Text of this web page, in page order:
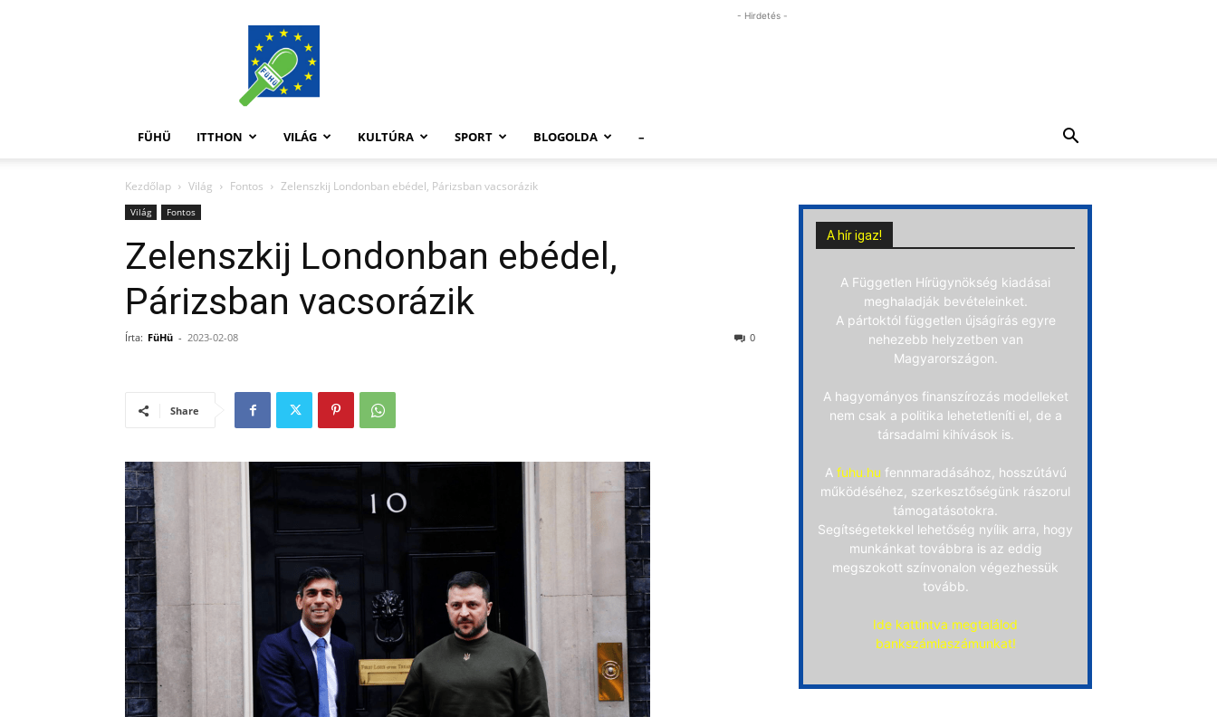
FüHü
- Hirdetés -
FÜHÜ ITTHON VILÁG KULTÚRA SPORT BLOGOLDA –
Kezdőlap Világ Fontos Zelenszkij Londonban ebédel, Párizsban vacsorázik
Világ Fontos
Zelenszkij Londonban ebédel,
Párizsban vacsorázik
Írta: FüHü - 2023-02-08 0
Share
A hír igaz!
A Független Hírügynökség kiadásai
meghaladják bevételeinket.
A pártoktól független újságírás egyre
nehezebb helyzetben van
Magyarországon.
A hagyományos finanszírozás modelleket
nem csak a politika lehetetleníti el, de a
társadalmi kihívások is.
A fuhu.hu fennmaradásához, hosszútávú
működéséhez, szerkesztőségünk rászorul
támogatásotokra.
Segítségetekkel lehetőség nyílik arra, hogy
munkánkat továbbra is az eddig
megszokott színvonalon végezhessük
tovább.
Ide kattintva megtalálod
bankszámlaszámunkat!